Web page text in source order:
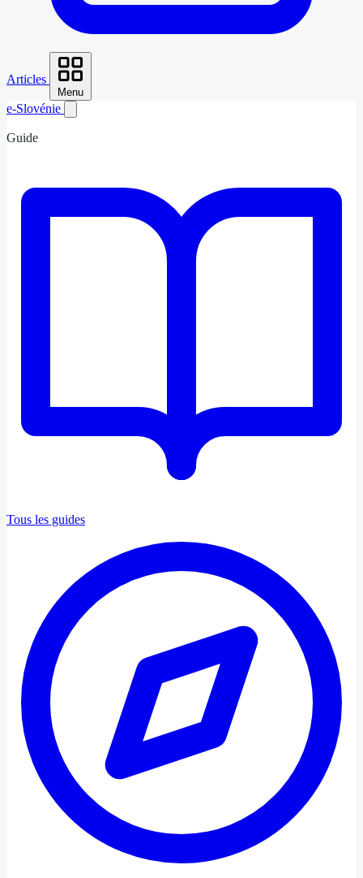
Articles
Menu
e-Slovénie
Guide
Tous les guides